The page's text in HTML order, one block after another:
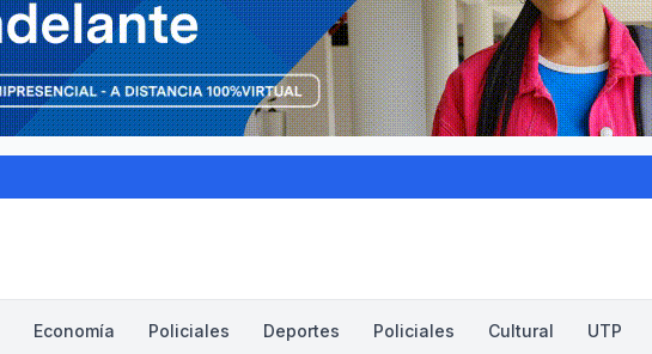
Economía Policiales Deportes Policiales Cultural UTP